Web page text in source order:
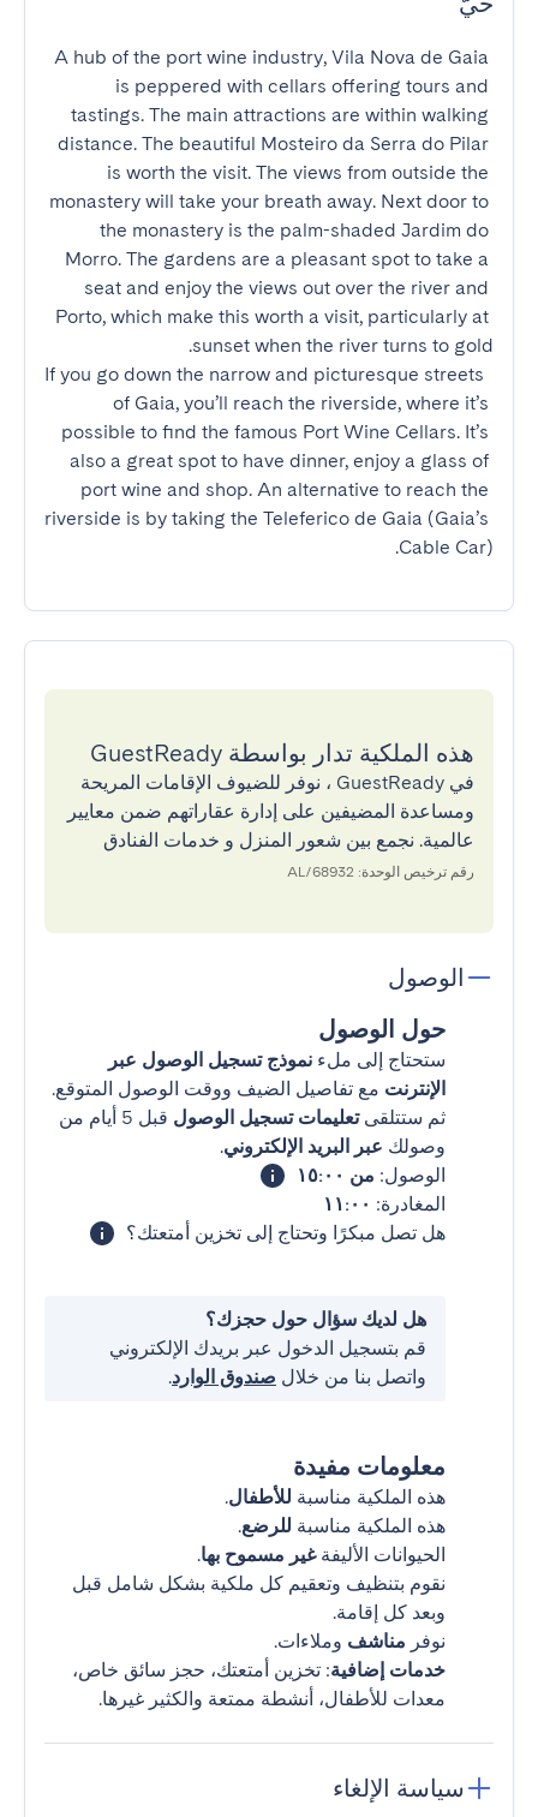
A hub of the port wine industry, Vila Nova de Gaia
is peppered with cellars offering tours and
tastings. The main attractions are within walking
distance. The beautiful Mosteiro da Serra do Pilar
is worth the visit. The views from outside the
monastery will take your breath away. Next door to
the monastery is the palm-shaded Jardim do
Morro. The gardens are a pleasant spot to take a
seat and enjoy the views out over the river and
Porto, which make this worth a visit, particularly at
If you go down the narrow and picturesque streets
of Gaia, you’ll reach the riverside, where it’s
possible to find the famous Port Wine Cellars. It’s
also a great spot to have dinner, enjoy a glass of
port wine and shop. An alternative to reach the
riverside is by taking the Teleferico de Gaia (Gaia’s
Cable Car).
هذه الملكية تدار بواسطة GuestReady
في GuestReady ، نوفر للضيوف الإقامات المريحة
ومساعدة المضيفين على إدارة عقاراتهم ضمن معايير
عالمية. نجمع بين شعور المنزل و خدمات الفنادق
رقم ترخيص الوحدة: 68932/AL
الوصول
حول الوصول
ستحتاج إلى ملء نموذج تسجيل الوصول عبر
الإنترنت مع تفاصيل الضيف ووقت الوصول المتوقع.
ثم ستتلقىتعليمات تسجيل الوصول
قبل 5 أيام من
وصولك عبر البريد الإلكتروني.
الوصول: من ١٥:٠٠
المغادرة: ١١:٠٠
هل تصل مبكرًا وتحتاج إلى تخزين أمتعتك؟
هل لديك سؤال حول حجزك؟
قم بتسجيل الدخول عبر بريدك الإلكتروني
واتصل بنا من خلال صندوق الوارد.
معلومات مفيدة
هذه الملكية مناسبة للأطفال.
هذه الملكية مناسبة للرضع.
الحيوانات الأليفةغير مسموح بها.
نقوم بتنظيف وتعقيم كل ملكية بشكل شامل قبل
وبعد كل إقامة.
نوفر مناشف وملاءات.
خدمات إضافية: تخزين أمتعتك، حجز سائق خاص،
معدات للأطفال، أنشطة ممتعة والكثير غيرها.
سياسة الإلغاء